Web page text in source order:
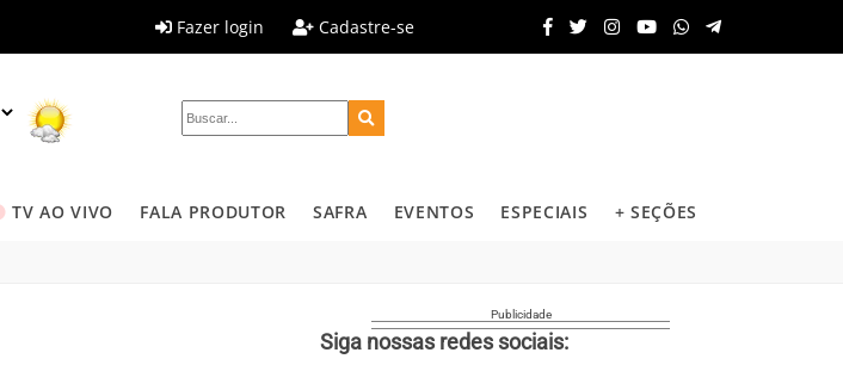
Fazer login Cadastre-se
TV AO VIVO FALA PRODUTOR SAFRA EVENTOS ESPECIAIS + SEÇÕES
Siga nossas redes sociais: